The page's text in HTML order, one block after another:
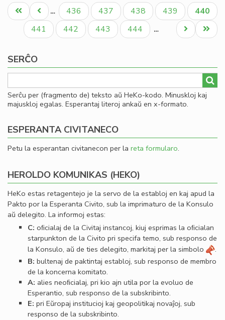
da
ol
Pagination
Unua
paĝo
Antaŭa
paĝo
… Paĝo
436 Paĝo
437 Paĝo
438 Paĝo
439
Aktuala
paĝo
440
Paĝo
441 Paĝo
442 Paĝo
443 Paĝo
444 …
Last
page
Next
page
SERĈO
Serĉu per (fragmento de) teksto aŭ HeKo-kodo. Minuskloj kaj
majuskloj egalas. Esperantaj literoj ankaŭ en x-formato.
ESPERANTA CIVITANECO
Petu la esperantan civitanecon per la reta formularo.
HEROLDO KOMUNIKAS (HEKO)
HeKo estas retagentejo je la servo de la establoj en kaj apud la
Pakto por la Esperanta Civito, sub la imprimaturo de la Konsulo
aŭ delegito. La informoj estas:
C: oﬁcialaj de la Civitaj instancoj, kiuj esprimas la oﬁcialan
starpunkton de la Civito pri specifa temo, sub responso de
la Konsulo, aŭ de ties delegito, markitaj per la simbolo
.
B: bultenaj de paktintaj establoj, sub responso de membro
de la koncerna komitato.
A: alies neoﬁcialaj, pri kio ajn utila por la evoluo de
Esperantio, sub responso de la subskribinto.
E: pri Eŭropaj institucioj kaj geopolitikaj novaĵoj, sub
responso de la subskribinto.